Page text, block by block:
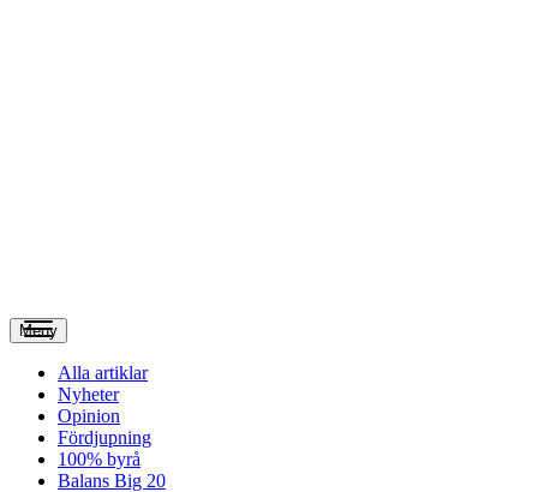
Meny
Alla artiklar
Nyheter
Opinion
Fördjupning
100% byrå
Balans Big 20